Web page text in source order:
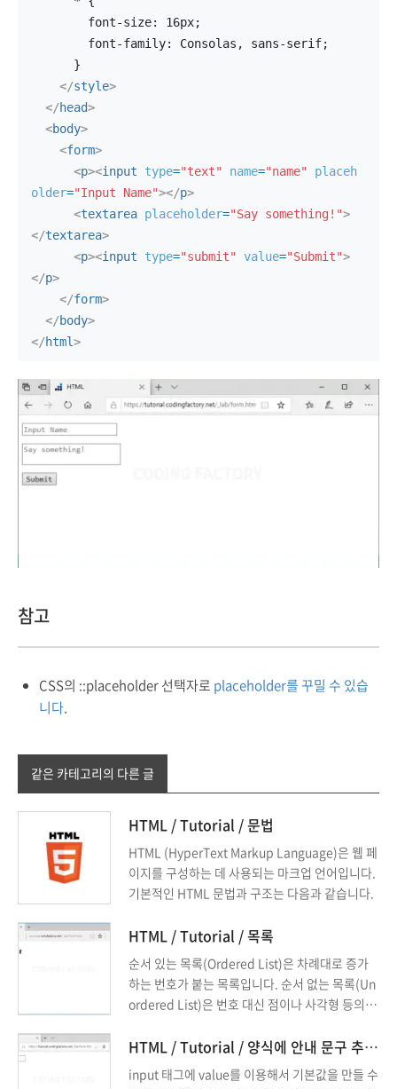
        font-size: 16px;
        font-family: Consolas, sans-serif;
      }
</style>
</head>
<body>
<form>
<p><input type="text" name="name"
placeh
older="Input Name"></p>
<textarea placeholder="Say something!">
</textarea>
<p><input type="submit" value="Submit">
</p>
</form>
</body>
</html>
참고
CSS의 ::placeholder 선택자로 placeholder를 꾸밀 수 있습
니다.
같은 카테고리의 다른 글
HTML / Tutorial / 문법
HTML (HyperText Markup Language)은 웹 페
이지를 구성하는 데 사용되는 마크업 언어입니다.
기본적인 HTML 문법과 구조는 다음과 같습니다.
HTML / Tutorial / 목록
순서 있는 목록(Ordered List)은 차례대로 증가
하는 번호가 붙는 목록입니다. 순서 없는 목록(Un
ordered List)은 번호 대신 점이나 사각형 등의 도
ist)은 용어와 그 뜻을 나열할 때 사용합니다.
HTML / Tutorial / 양식에 안내 문구 추가하는 방법
input 태그에 value를 이용해서 기본값을 만들 수